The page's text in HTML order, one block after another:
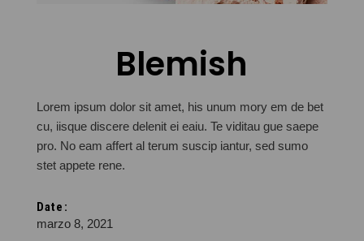
Blemish
Lorem ipsum dolor sit amet, his unum mory em de bet
cu, iisque discere delenit ei eaiu. Te viditau gue saepe
pro. No eam affert al terum suscip iantur, sed sumo
stet appete rene.
Date:
marzo 8, 2021